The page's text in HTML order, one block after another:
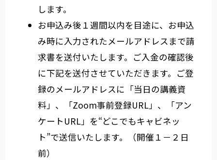
します。
お申込み後１週間以内を目途に、お申込
み時に入力されたメールアドレスまで請
求書を送付いたします。ご入金の確認後
に下記を送付させていただきます。ご登
録のメールアドレスに「当日の講義資
料」、「Zoom事前登録URL」、「アン
ケートURL」を“どこでもキャビネッ
ト”で送信いたします。（開催１－２日
前）